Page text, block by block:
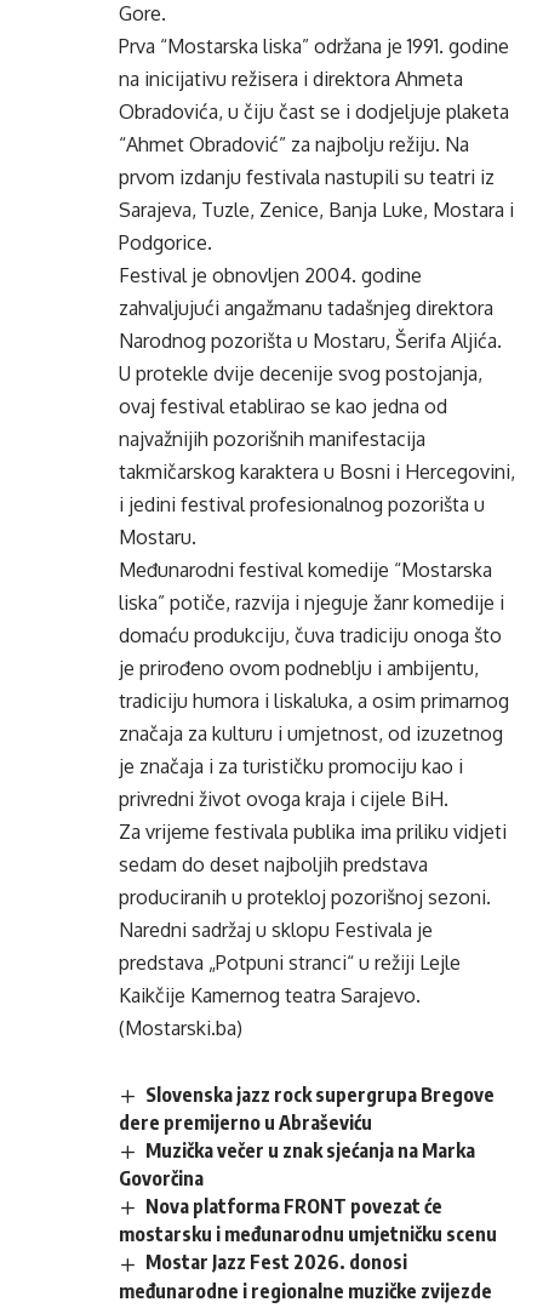
Gore.
Prva “Mostarska liska” održana je 1991. godine
na inicijativu režisera i direktora Ahmeta
Obradovića, u čiju čast se i dodjeljuje plaketa
“Ahmet Obradović” za najbolju režiju. Na
prvom izdanju festivala nastupili su teatri iz
Sarajeva, Tuzle, Zenice, Banja Luke, Mostara i
Podgorice.
Festival je obnovljen 2004. godine
zahvaljujući angažmanu tadašnjeg direktora
Narodnog pozorišta u Mostaru, Šerifa Aljića.
U protekle dvije decenije svog postojanja,
ovaj festival etablirao se kao jedna od
najvažnijih pozorišnih manifestacija
takmičarskog karaktera u Bosni i Hercegovini,
i jedini festival profesionalnog pozorišta u
Mostaru.
Međunarodni festival komedije “Mostarska
liska” potiče, razvija i njeguje žanr komedije i
domaću produkciju, čuva tradiciju onoga što
je prirođeno ovom podneblju i ambijentu,
tradiciju humora i liskaluka, a osim primarnog
značaja za kulturu i umjetnost, od izuzetnog
je značaja i za turističku promociju kao i
privredni život ovoga kraja i cijele BiH.
Za vrijeme festivala publika ima priliku vidjeti
sedam do deset najboljih predstava
produciranih u protekloj pozorišnoj sezoni.
Naredni sadržaj u sklopu Festivala je
predstava „Potpuni stranci“ u režiji Lejle
Kaikčije Kamernog teatra Sarajevo.
(Mostarski.ba)
Slovenska jazz rock supergrupa Bregove
dere premijerno u Abraševiću
Muzička večer u znak sjećanja na Marka
Govorčina
Nova platforma FRONT povezat će
mostarsku i međunarodnu umjetničku scenu
Mostar Jazz Fest 2026. donosi
međunarodne i regionalne muzičke zvijezde